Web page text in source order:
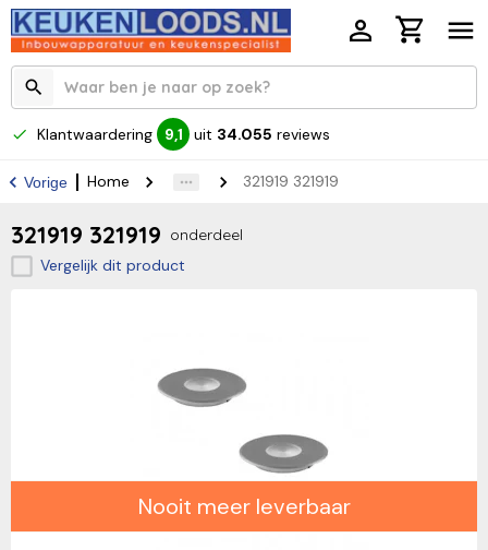
Klantwaardering 9,1 uit 34.055 reviews
Vorige Home 321919 321919
321919 321919 onderdeel
Vergelijk dit product
Nooit meer leverbaar